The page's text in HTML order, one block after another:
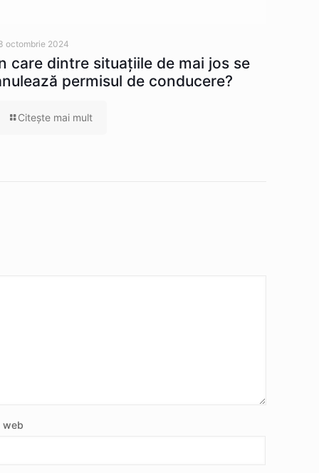
octombrie 2024
care dintre situaţiile de mai jos se
permisul de conducere?
Citeşte mai mult
web